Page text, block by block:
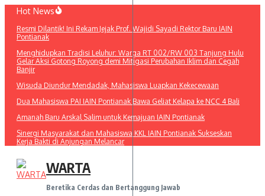
Lewati
konten
Hot News
Resmi Dilantik! Ini Rekam Jejak Prof. Wajidi Sayadi Rektor Baru IAIN
Pontianak
Menghidupkan Tradisi Leluhur: Warga RT 002/RW 003 Tanjung Hulu
Gelar Aksi Gotong Royong demi Mitigasi Perubahan Iklim dan Cegah
Banjir
Wisuda Diundur Mendadak, Mahasiswa Luapkan Kekecewaan
Dua Mahasiswa PAI IAIN Pontianak Bawa Geliat Kelapa ke NCC 4 Bali
Amanah Baru Arskal Salim untuk Kemajuan IAIN Pontianak
Sinergi Masyarakat dan Mahasiswa KKL IAIN Pontianak Sukseskan
Kerja Bakti di Anjungan Melancar
WARTA
Beretika Cerdas dan Bertanggung Jawab